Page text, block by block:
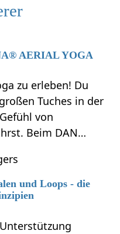
AERIAL YOGA
zu erleben! Du
Tuches in der
von
Beim DAN…
und Loops - die